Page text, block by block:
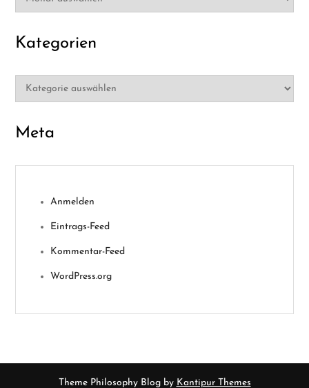
Kategorien
Kategorien
Meta
Anmelden
Eintrags-Feed
Kommentar-Feed
WordPress.org
Theme Philosophy Blog by Kantipur Themes